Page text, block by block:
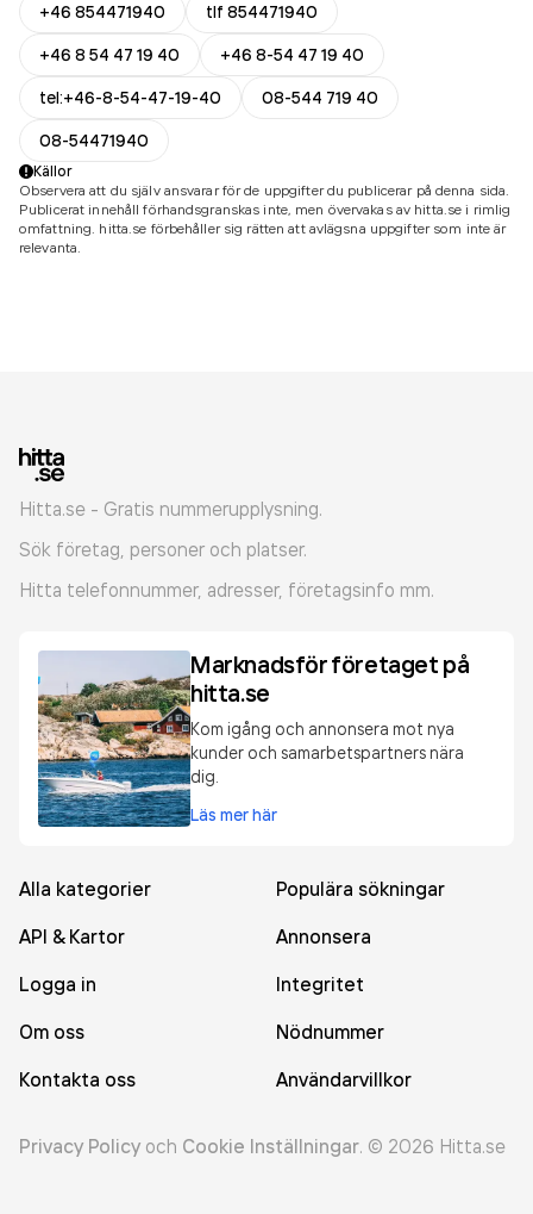
+46 854471940
tlf 854471940
+46 8 54 47 19 40
+46 8-54 47 19 40
tel:+46-8-54-47-19-40
08-544 719 40
08-54471940
Källor
Observera att du själv ansvarar för de uppgifter du publicerar på denna sida.
Publicerat innehåll förhandsgranskas inte, men övervakas av hitta.se i rimlig
omfattning. hitta.se förbehåller sig rätten att avlägsna uppgifter som inte är
relevanta.
Hitta.se - Gratis nummerupplysning.
Sök företag, personer och platser.
Hitta telefonnummer, adresser, företagsinfo mm.
Marknadsför företaget på
hitta.se
Kom igång och annonsera mot nya
kunder och samarbetspartners nära
dig.
Läs mer här
Alla kategorier
Populära sökningar
API & Kartor
Annonsera
Logga in
Integritet
Om oss
Nödnummer
Kontakta oss
Användarvillkor
Privacy Policy och Cookie Inställningar. © 2026 Hitta.se